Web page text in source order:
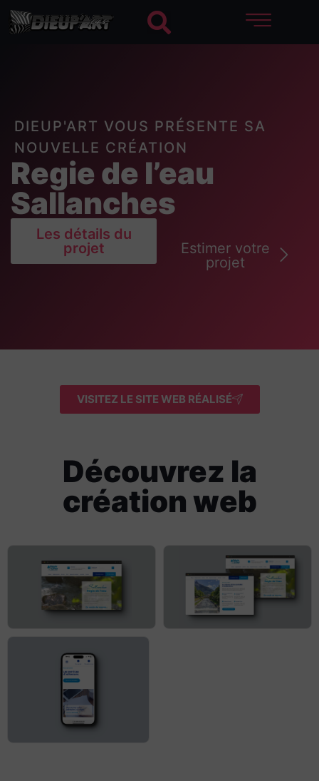
DIEUP'ART VOUS PRÉSENTE SA
NOUVELLE CRÉATION
Regie de l’eau
Sallanches
Les détails du
projet
Estimer votre
projet
VISITEZ LE SITE WEB RÉALISÉ
Découvrez la
création web